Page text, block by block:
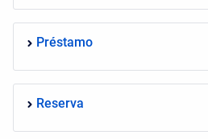
Préstamo
Reserva